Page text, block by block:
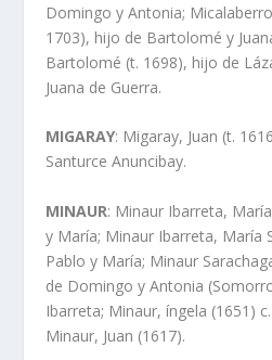
Domingo y Antonia;
1703), hijo de Bartolomé y
Bartolomé (t. 1698), hijo de
Juana de Guerra.
MIGARAY: Migaray, Juan (t.
Santurce Anuncibay.
MINAUR: Minaur Ibarreta,
y Marí­a; Minaur Ibarreta, Marí­a
Pablo y Marí­a; Minaur
de Domingo y Antonia
Ibarreta; Minaur, íngela (1651)
Minaur, Juan (1617).